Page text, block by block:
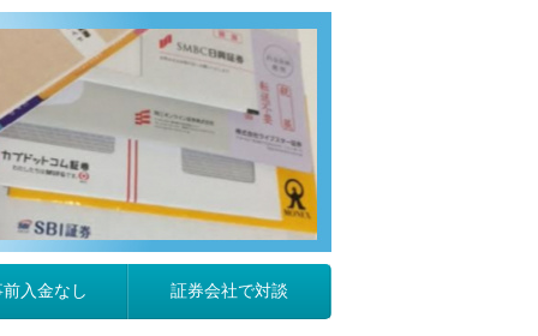
入金なし 証券会社で対談